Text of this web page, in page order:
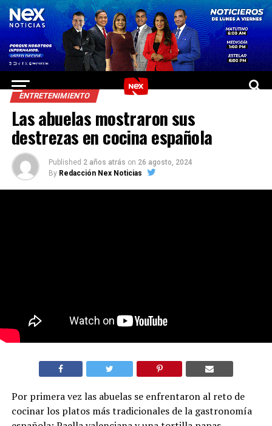
ENTRETENIMIENTO
Las abuelas mostraron sus
destrezas en cocina española
Published 2 años atrás on 26 agosto, 2024
By Redacción Nex Noticias
Por primera vez las abuelas se enfrentaron al reto de
cocinar los platos más tradicionales de la gastronomía